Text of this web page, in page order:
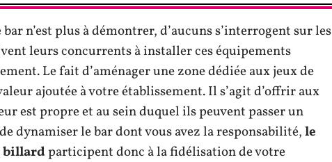
n’est plus à démontrer, d’aucuns s’interrogent sur les
leurs concurrents à installer ces équipements
Le fait d’aménager une zone dédiée aux jeux de
ajoutée à votre établissement. Il s’agit d’offrir aux
est propre et au sein duquel ils peuvent passer un
dynamiser le bar dont vous avez la responsabilité,le
billardparticipent donc à la fidélisation de votre